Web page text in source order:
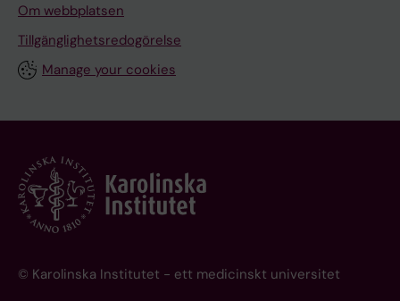
Om webbplatsen
Tillgänglighetsredogörelse
Manage your cookies
© Karolinska Institutet - ett medicinskt universitet